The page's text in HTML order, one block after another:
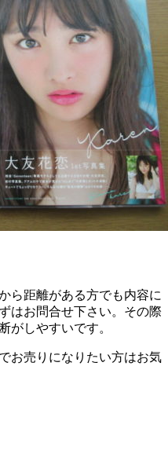
ら距離がある方でも内容に
はお問合せ下さい。その際
がしやすいです。
お売りになりたい方はお気